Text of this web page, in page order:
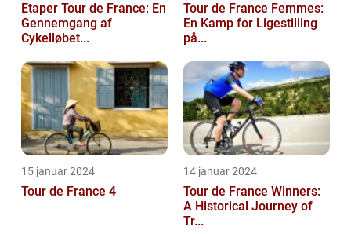
Etaper Tour de France: En
Gennemgang af
Cykelløbet...
Tour de France Femmes:
En Kamp for Ligestilling
på...
15 januar 2024
Tour de France 4
14 januar 2024
Tour de France Winners:
A Historical Journey of
Tr...